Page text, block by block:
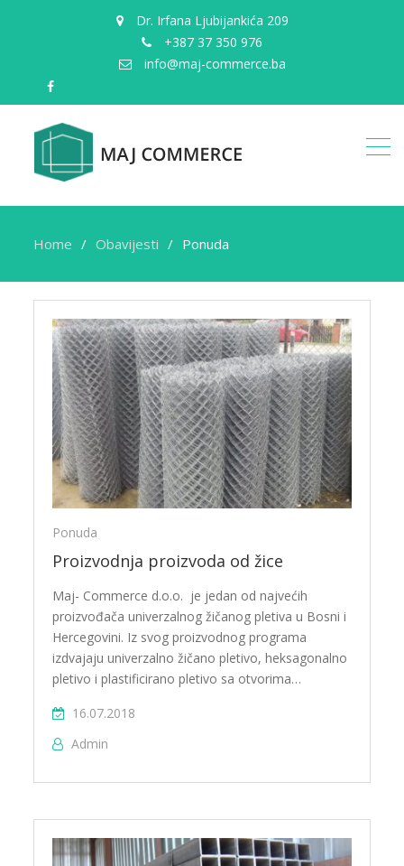
Dr. Irfana Ljubijankića 209
+387 37 350 976
info@maj-commerce.ba
Home Obavijesti Ponuda
Ponuda
Proizvodnja proizvoda od žice
Maj- Commerce d.o.o. je jedan od najvećih
proizvođača univerzalnog žičanog pletiva u Bosni i
Hercegovini. Iz svog proizvodnog programa
izdvajaju univerzalno žičano pletivo, heksagonalno
pletivo i plastificirano pletivo sa otvorima…
16.07.2018
Admin